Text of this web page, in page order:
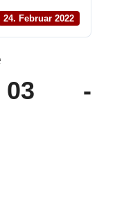
24. Februar 2022
03 -